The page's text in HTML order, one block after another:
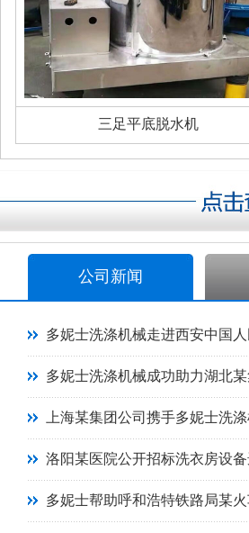
三足平底脱水机
公司新闻
多妮士洗涤机械走进西安中国
多妮士洗涤机械成功助力湖北
上海某集团公司携手多妮士洗
洛阳某医院公开招标洗衣房设
多妮士帮助呼和浩特铁路局某